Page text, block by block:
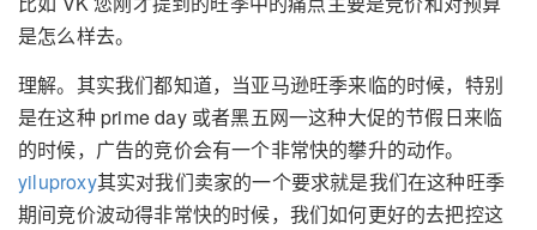
是怎么样去。
理解。其实我们都知道，当亚马逊旺季来临的时候，特别
是在这种 prime day 或者黑五网一这种大促的节假日来临
的时候，广告的竞价会有一个非常快的攀升的动作。
yiluproxy其实对我们卖家的一个要求就是我们在这种旺季
期间竞价波动得非常快的时候，我们如何更好的去把控这